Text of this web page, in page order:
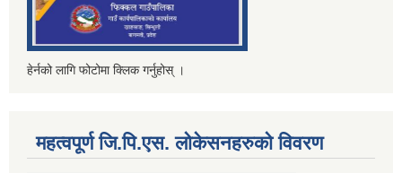
हेर्नको लागि फोटोमा क्लिक गर्नुहोस् ।
महत्वपूर्ण जि.पि.एस. लोकेसनहरुको विवरण